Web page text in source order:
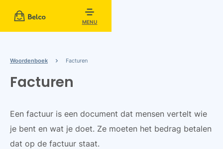
MENU
Woordenboek Facturen
Facturen
Een factuur is een document dat mensen vertelt wie
je bent en wat je doet. Ze moeten het bedrag betalen
dat op de factuur staat.